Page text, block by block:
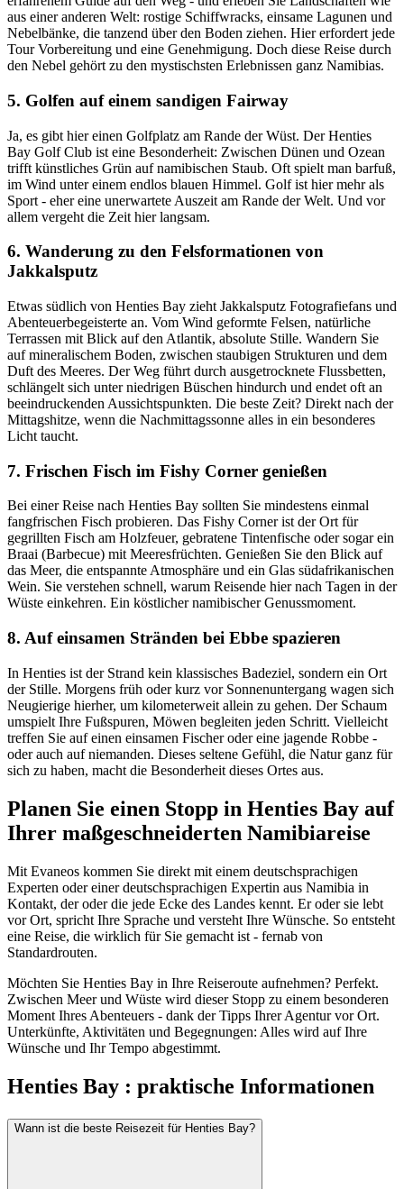
aus einer anderen Welt: rostige Schiffwracks, einsame Lagunen und
Nebelbänke, die tanzend über den Boden ziehen. Hier erfordert jede
Tour Vorbereitung und eine Genehmigung. Doch diese Reise durch
den Nebel gehört zu den mystischsten Erlebnissen ganz Namibias.
5. Golfen auf einem sandigen Fairway
Ja, es gibt hier einen Golfplatz am Rande der Wüst. Der Henties
Bay Golf Club ist eine Besonderheit: Zwischen Dünen und Ozean
trifft künstliches Grün auf namibischen Staub. Oft spielt man barfuß,
im Wind unter einem endlos blauen Himmel. Golf ist hier mehr als
Sport - eher eine unerwartete Auszeit am Rande der Welt. Und vor
allem vergeht die Zeit hier langsam.
6. Wanderung zu den Felsformationen von
Jakkalsputz
Etwas südlich von Henties Bay zieht Jakkalsputz Fotografiefans und
Abenteuerbegeisterte an. Vom Wind geformte Felsen, natürliche
Terrassen mit Blick auf den Atlantik, absolute Stille. Wandern Sie
auf mineralischem Boden, zwischen staubigen Strukturen und dem
Duft des Meeres. Der Weg führt durch ausgetrocknete Flussbetten,
schlängelt sich unter niedrigen Büschen hindurch und endet oft an
beeindruckenden Aussichtspunkten. Die beste Zeit? Direkt nach der
Mittagshitze, wenn die Nachmittagssonne alles in ein besonderes
Licht taucht.
7. Frischen Fisch im Fishy Corner genießen
Bei einer Reise nach Henties Bay sollten Sie mindestens einmal
fangfrischen Fisch probieren. Das Fishy Corner ist der Ort für
gegrillten Fisch am Holzfeuer, gebratene Tintenfische oder sogar ein
Braai (Barbecue) mit Meeresfrüchten. Genießen Sie den Blick auf
das Meer, die entspannte Atmosphäre und ein Glas südafrikanischen
Wein. Sie verstehen schnell, warum Reisende hier nach Tagen in der
Wüste einkehren. Ein köstlicher namibischer Genussmoment.
8. Auf einsamen Stränden bei Ebbe spazieren
In Henties ist der Strand kein klassisches Badeziel, sondern ein Ort
der Stille. Morgens früh oder kurz vor Sonnenuntergang wagen sich
Neugierige hierher, um kilometerweit allein zu gehen. Der Schaum
umspielt Ihre Fußspuren, Möwen begleiten jeden Schritt. Vielleicht
treffen Sie auf einen einsamen Fischer oder eine jagende Robbe -
oder auch auf niemanden. Dieses seltene Gefühl, die Natur ganz für
sich zu haben, macht die Besonderheit dieses Ortes aus.
Planen Sie einen Stopp in Henties Bay auf
Ihrer maßgeschneiderten Namibiareise
Mit Evaneos kommen Sie direkt mit einem deutschsprachigen
Experten oder einer deutschsprachigen Expertin aus Namibia in
Kontakt, der oder die jede Ecke des Landes kennt. Er oder sie lebt
vor Ort, spricht Ihre Sprache und versteht Ihre Wünsche. So entsteht
eine Reise, die wirklich für Sie gemacht ist - fernab von
Standardrouten.
Möchten Sie Henties Bay in Ihre Reiseroute aufnehmen? Perfekt.
Zwischen Meer und Wüste wird dieser Stopp zu einem besonderen
Moment Ihres Abenteuers - dank der Tipps Ihrer Agentur vor Ort.
Unterkünfte, Aktivitäten und Begegnungen: Alles wird auf Ihre
Wünsche und Ihr Tempo abgestimmt.
Henties Bay : praktische Informationen
Wann ist die beste Reisezeit für Henties Bay?